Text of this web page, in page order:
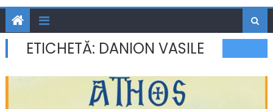
ETICHETĂ: DANION VASILE